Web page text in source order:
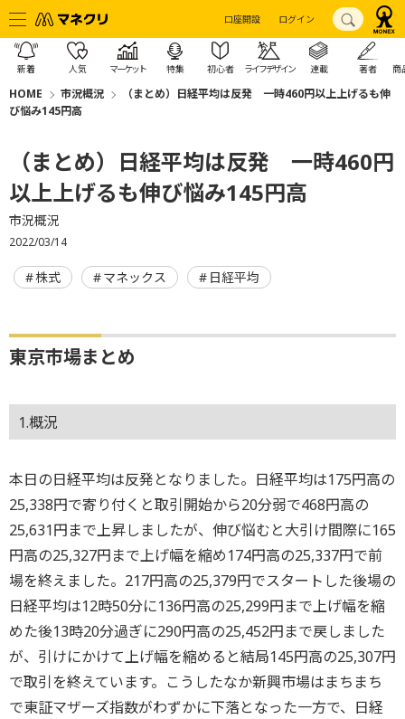
口座開設 ログイン
新着 人気 マーケット 特集 初心者 ライフデザイン 連載 著者 商
HOME 市況概況
（まとめ）日経平均は反発 一時460円以上上げるも伸
び悩み145円高
（まとめ）日経平均は反発 一時460円
以上上げるも伸び悩み145円高
市況概況
2022/03/14
株式 マネックス 日経平均
東京市場まとめ
1.概況
本日の日経平均は反発となりました。日経平均は175円高の
25,338円で寄り付くと取引開始から20分弱で468円高の
25,631円まで上昇しましたが、伸び悩むと大引け間際に165
円高の25,327円まで上げ幅を縮め174円高の25,337円で前
場を終えました。217円高の25,379円でスタートした後場の
日経平均は12時50分に136円高の25,299円まで上げ幅を縮
めた後13時20分過ぎに290円高の25,452円まで戻しました
が、引けにかけて上げ幅を縮めると結局145円高の25,307円
で取引を終えています。こうしたなか新興市場はまちまち
で東証マザーズ指数がわずかに下落となった一方で、日経